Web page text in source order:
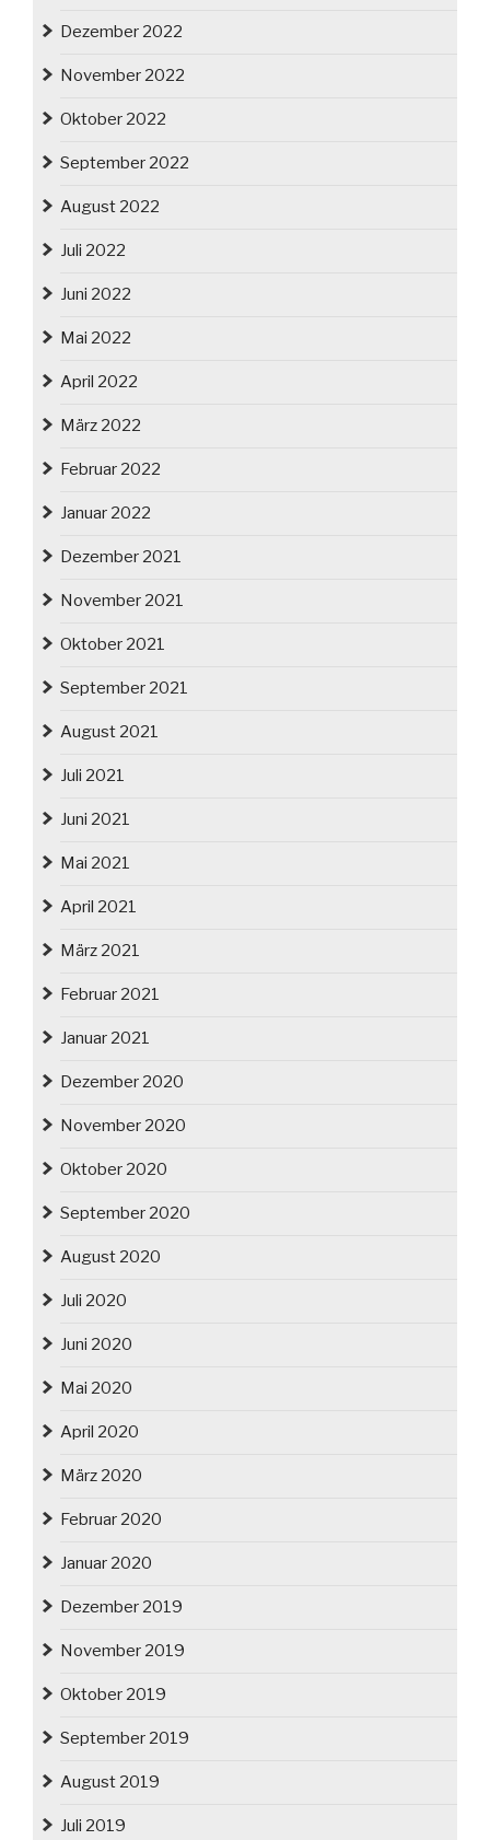
Dezember 2022
November 2022
Oktober 2022
September 2022
August 2022
Juli 2022
Juni 2022
Mai 2022
April 2022
März 2022
Februar 2022
Januar 2022
Dezember 2021
November 2021
Oktober 2021
September 2021
August 2021
Juli 2021
Juni 2021
Mai 2021
April 2021
März 2021
Februar 2021
Januar 2021
Dezember 2020
November 2020
Oktober 2020
September 2020
August 2020
Juli 2020
Juni 2020
Mai 2020
April 2020
März 2020
Februar 2020
Januar 2020
Dezember 2019
November 2019
Oktober 2019
September 2019
August 2019
Juli 2019